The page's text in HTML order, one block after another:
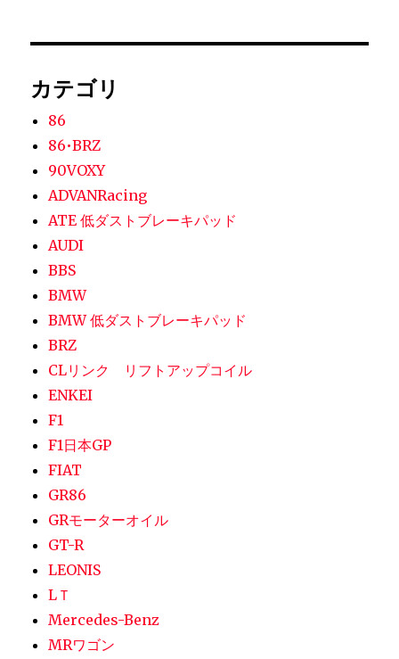
カテゴリ
86
86•BRZ
90VOXY
ADVANRacing
ATE 低ダストブレーキパッド
AUDI
BBS
BMW
BMW 低ダストブレーキパッド
BRZ
CLリンク リフトアップコイル
ENKEI
F1
F1日本GP
FIAT
GR86
GRモーターオイル
GT-R
LEONIS
LＴ
Mercedes-Benz
MRワゴン